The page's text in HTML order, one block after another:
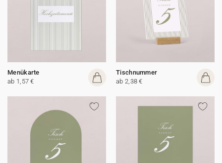
Menükarte
ab 1,57 €
Tischnummer
ab 2,38 €